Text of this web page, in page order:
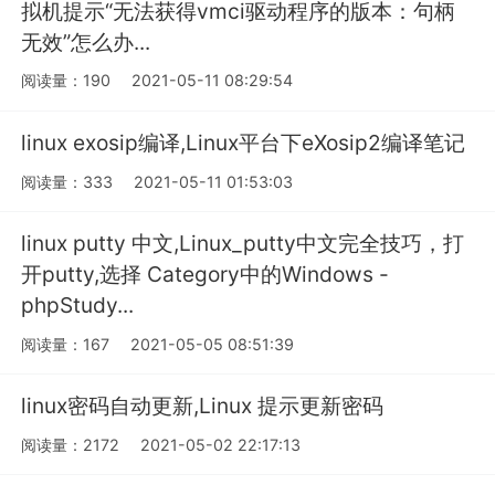
拟机提示“无法获得vmci驱动程序的版本：句柄
无效”怎么办...
阅读量：190 2021-05-11 08:29:54
linux exosip编译,Linux平台下eXosip2编译笔记
阅读量：333 2021-05-11 01:53:03
linux putty 中文,Linux_putty中文完全技巧，打
开putty,选择 Category中的Windows -
phpStudy...
阅读量：167 2021-05-05 08:51:39
linux密码自动更新,Linux 提示更新密码
阅读量：2172 2021-05-02 22:17:13